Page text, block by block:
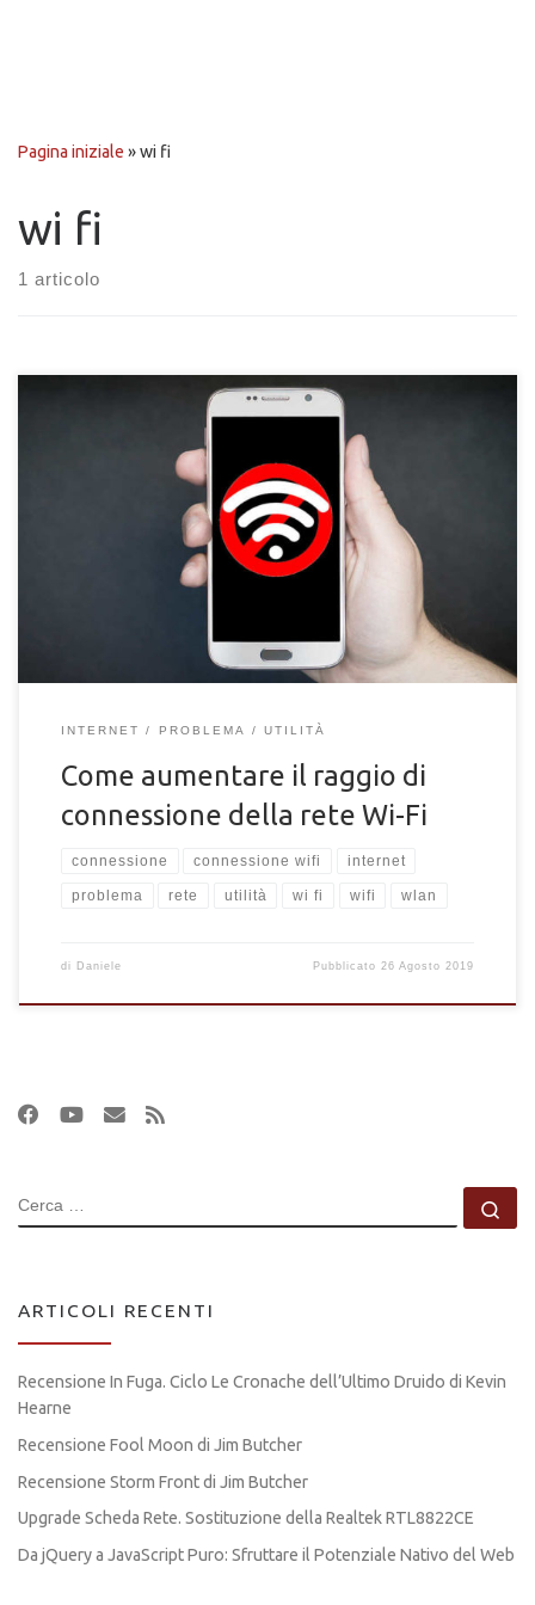
Pagina iniziale »wi fi
wi fi
1 articolo
Scopri come amplificare e aumentare il raggio della copertura
Wi-Fi della tua abitazione e ufficio. Migliora la connessione e
trova le soluzioni più adatte.
INTERNET PROBLEMA UTILITÀ
Come aumentare il raggio di
connessione della rete Wi-Fi
connessione connessione wifi internet
problema rete utilità wi fi wifi wlan
di Daniele Pubblicato26 Agosto 2019
CERCA
ARTICOLI RECENTI
Recensione In Fuga. Ciclo Le Cronache dell’Ultimo Druido di Kevin
Hearne
Recensione Fool Moon di Jim Butcher
Recensione Storm Front di Jim Butcher
Upgrade Scheda Rete. Sostituzione della Realtek RTL8822CE
Da jQuery a JavaScript Puro: Sfruttare il Potenziale Nativo del Web